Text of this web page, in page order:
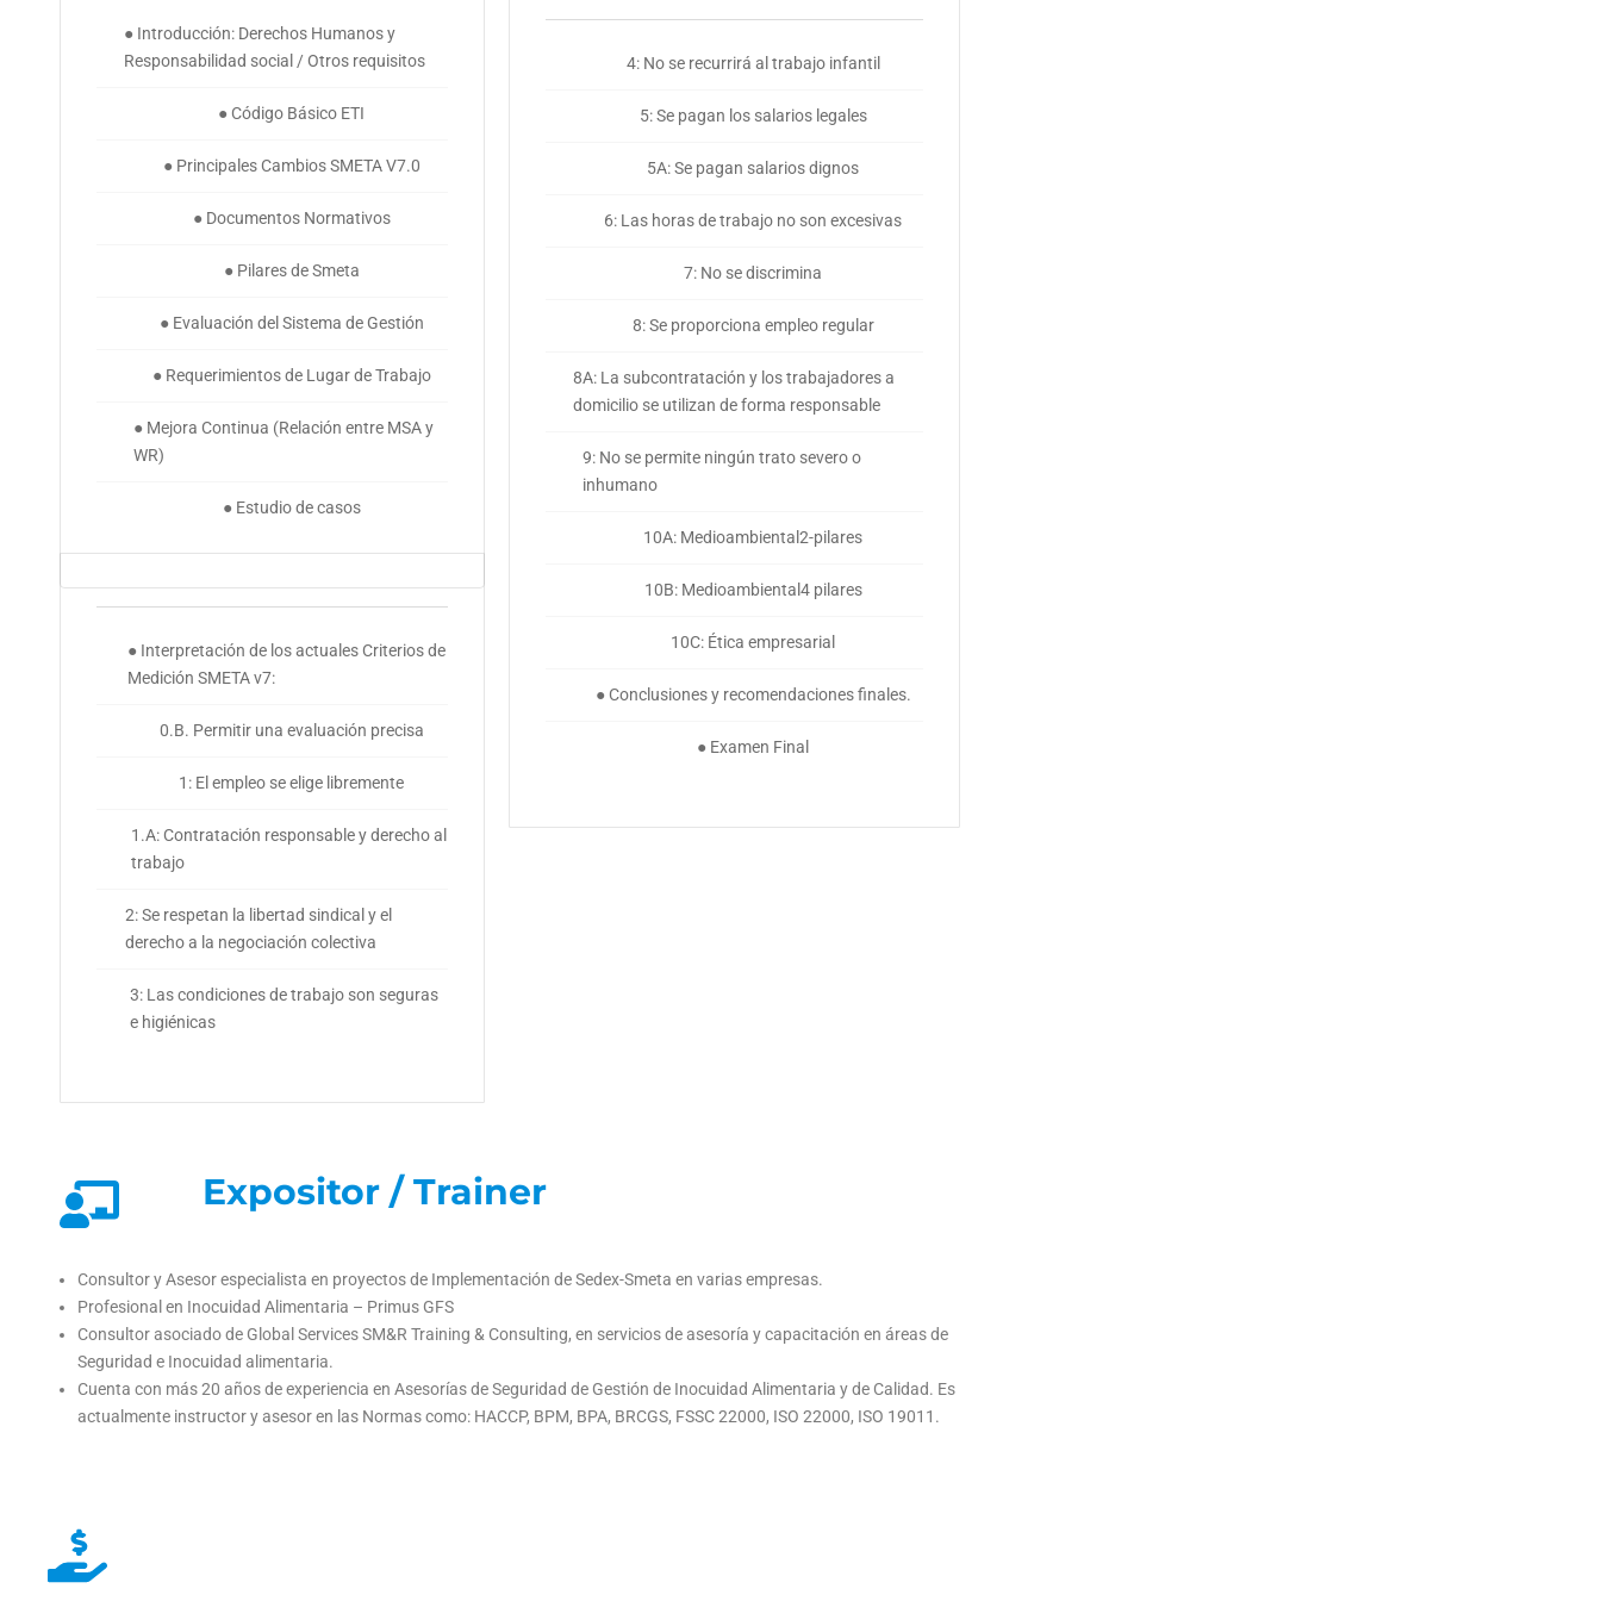
● Introducción: Derechos Humanos y
Responsabilidad social / Otros requisitos
● Código Básico ETI
● Principales Cambios SMETA V7.0
● Documentos Normativos
● Pilares de Smeta
● Evaluación del Sistema de Gestión
● Requerimientos de Lugar de Trabajo
● Mejora Continua (Relación entre MSA y
WR)
● Estudio de casos
● Interpretación de los actuales Criterios de
Medición SMETA v7:
0.B. Permitir una evaluación precisa
1: El empleo se elige libremente
1.A: Contratación responsable y derecho al
trabajo
2: Se respetan la libertad sindical y el
derecho a la negociación colectiva
3: Las condiciones de trabajo son seguras
e higiénicas
4: No se recurrirá al trabajo infantil
5: Se pagan los salarios legales
5A: Se pagan salarios dignos
6: Las horas de trabajo no son excesivas
7: No se discrimina
8: Se proporciona empleo regular
8A: La subcontratación y los trabajadores a
domicilio se utilizan de forma responsable
9: No se permite ningún trato severo o
inhumano
10A: Medioambiental2-pilares
10B: Medioambiental4 pilares
10C: Ética empresarial
● Conclusiones y recomendaciones finales.
● Examen Final
Expositor / Trainer
Consultor y Asesor especialista en proyectos de Implementación de Sedex-Smeta en varias empresas.
Profesional en Inocuidad Alimentaria – Primus GFS
Consultor asociado de Global Services SM&R Training & Consulting, en servicios de asesoría y capacitación en áreas de
Seguridad e Inocuidad alimentaria.
Cuenta con más 20 años de experiencia en Asesorías de Seguridad de Gestión de Inocuidad Alimentaria y de Calidad. Es
actualmente instructor y asesor en las Normas como: HACCP, BPM, BPA, BRCGS, FSSC 22000, ISO 22000, ISO 19011.